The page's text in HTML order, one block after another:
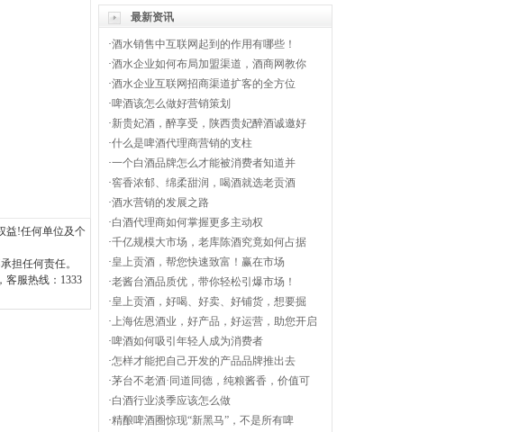
益!任何单位及个
担任何责任。
客服热线：1333
最新资讯
·酒水销售中互联网起到的作用有哪些！
·酒水企业如何布局加盟渠道，酒商网教你
·酒水企业互联网招商渠道扩客的全方位
·啤酒该怎么做好营销策划
·新贵妃酒，醉享受，陕西贵妃醉酒诚邀好
·什么是啤酒代理商营销的支柱
·一个白酒品牌怎么才能被消费者知道并
·窖香浓郁、绵柔甜润，喝酒就选老贡酒
·酒水营销的发展之路
·白酒代理商如何掌握更多主动权
·千亿规模大市场，老库陈酒究竟如何占据
·皇上贡酒，帮您快速致富！赢在市场
·老酱台酒品质优，带你轻松引爆市场！
·皇上贡酒，好喝、好卖、好铺货，想要掘
·上海佐恩酒业，好产品，好运营，助您开启
·啤酒如何吸引年轻人成为消费者
·怎样才能把自己开发的产品品牌推出去
·茅台不老酒·同道同德，纯粮酱香，价值可
·白酒行业淡季应该怎么做
·精酿啤酒圈惊现“新黑马”，不是所有啤